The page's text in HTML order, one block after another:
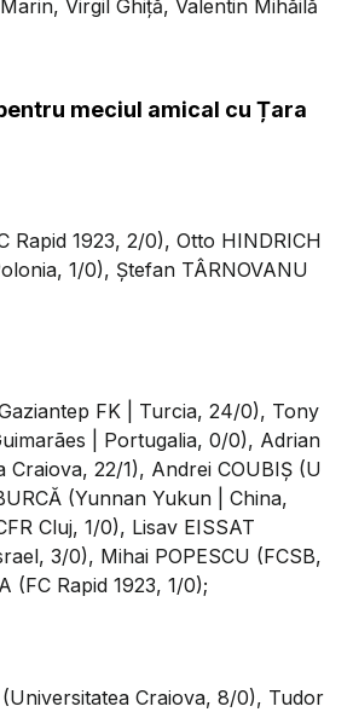
Virgil Ghiță, Valentin Mihăilă
meciul amical cu Țara
Rapid 1923, 2/0), Otto HINDRICH
1/0), Ștefan TÂRNOVANU
FK | Turcia, 24/0), Tony
| Portugalia, 0/0), Adrian
Craiova, 22/1), Andrei COUBIȘ (U
(Yunnan Yukun | China,
Cluj, 1/0), Lisav EISSAT
3/0), Mihai POPESCU (FCSB,
(FC Rapid 1923, 1/0);
(Universitatea Craiova, 8/0), Tudor